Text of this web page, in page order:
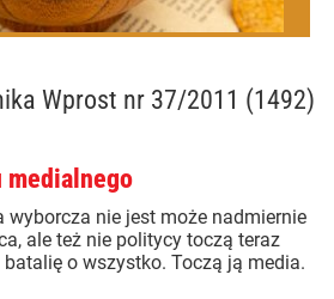
Wprost nr 37/2011 (1492)
medialnego
wyborcza nie jest może nadmiernie
ale też nie politycy toczą teraz
batalię o wszystko. Toczą ją media.